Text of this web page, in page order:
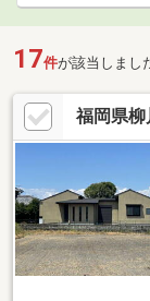
17件が該当しまし
福岡県柳